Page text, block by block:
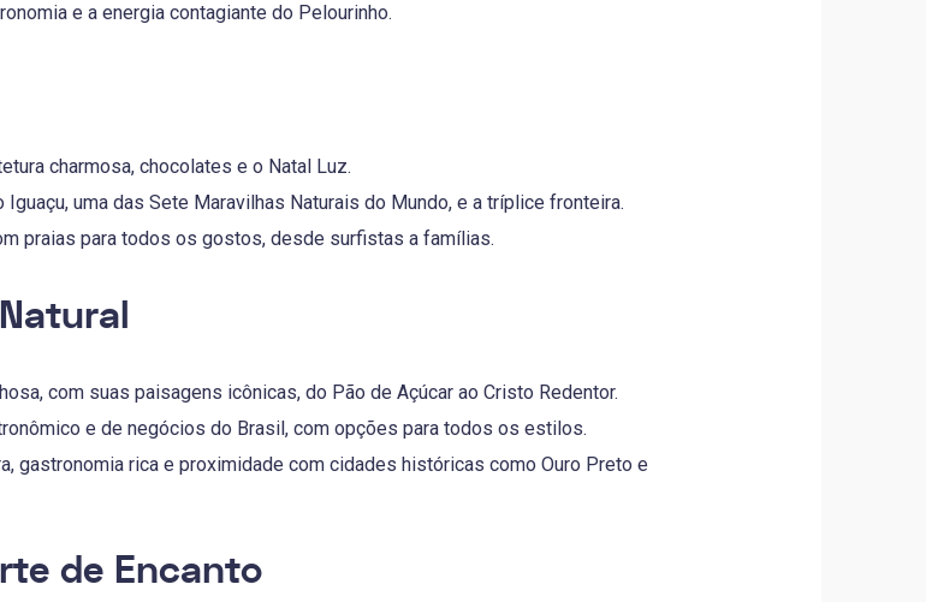
e a energia contagiante do Pelourinho.
charmosa, chocolates e o Natal Luz.
uma das Sete Maravilhas Naturais do Mundo, e a tríplice fronteira.
praias para todos os gostos, desde surfistas a famílias.
com suas paisagens icônicas, do Pão de Açúcar ao Cristo Redentor.
e de negócios do Brasil, com opções para todos os estilos.
gastronomia rica e proximidade com cidades históricas como Ouro Preto e
de Encanto